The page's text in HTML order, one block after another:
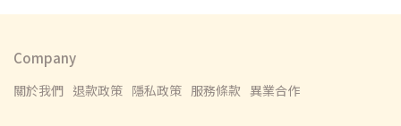
Company
關於我們 退款政策 隱私政策 服務條款 異業合作